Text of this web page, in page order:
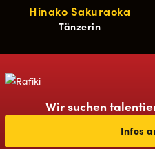
Hinako Sakuraoka
Tänzerin
Wir suchen
Infos